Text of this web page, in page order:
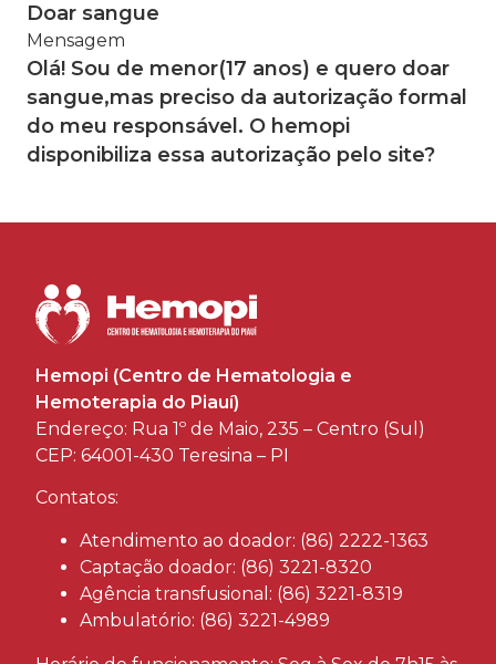
Doar sangue
Mensagem
Olá! Sou de menor(17 anos) e quero doar
sangue,mas preciso da autorização formal
do meu responsável. O hemopi
disponibiliza essa autorização pelo site?
Hemopi (Centro de Hematologia e
Hemoterapia do Piauí)
Endereço: Rua 1º de Maio, 235 – Centro (Sul)
CEP: 64001-430 Teresina – PI
Contatos:
Atendimento ao doador: (86) 2222-1363
Captação doador: (86) 3221-8320
Agência transfusional: (86) 3221-8319
Ambulatório: (86) 3221-4989